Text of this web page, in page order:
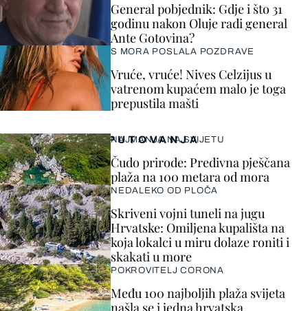
General pobjednik: Gdje i što 31
godinu nakon Oluje radi general
Ante Gotovina?
S MORA POSLALA POZDRAVE
Vruće, vruće! Nives Celzijus u
vatrenom kupaćem malo je toga
prepustila mašti
PUTOVANJA
NAJMANJA NA SVIJETU
Čudo prirode: Predivna pješčana
plaža na 100 metara od mora
NEDALEKO OD PLOČA
Skriveni vojni tuneli na jugu
Hrvatske: Omiljena kupališta na
koja lokalci u miru dolaze roniti i
skakati u more
POKROVITELJ CORONA
Među 100 najboljih plaža svijeta
našla se i jedna hrvatska